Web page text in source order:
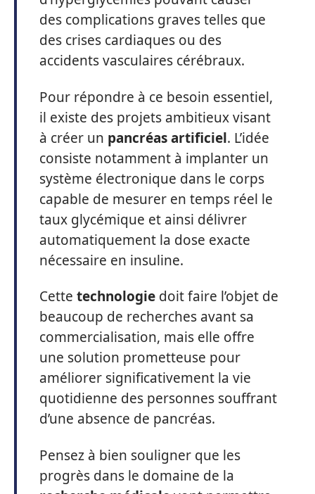
des complications graves telles que
des crises cardiaques ou des
accidents vasculaires cérébraux.
Pour répondre à ce besoin essentiel,
il existe des projets ambitieux visant
à créer un pancréas artificiel. L’idée
consiste notamment à implanter un
système électronique dans le corps
capable de mesurer en temps réel le
taux glycémique et ainsi délivrer
automatiquement la dose exacte
nécessaire en insuline.
Cette technologie doit faire l’objet de
beaucoup de recherches avant sa
commercialisation, mais elle offre
une solution prometteuse pour
améliorer significativement la vie
quotidienne des personnes souffrant
d’une absence de pancréas.
Pensez à bien souligner que les
progrès dans le domaine de la